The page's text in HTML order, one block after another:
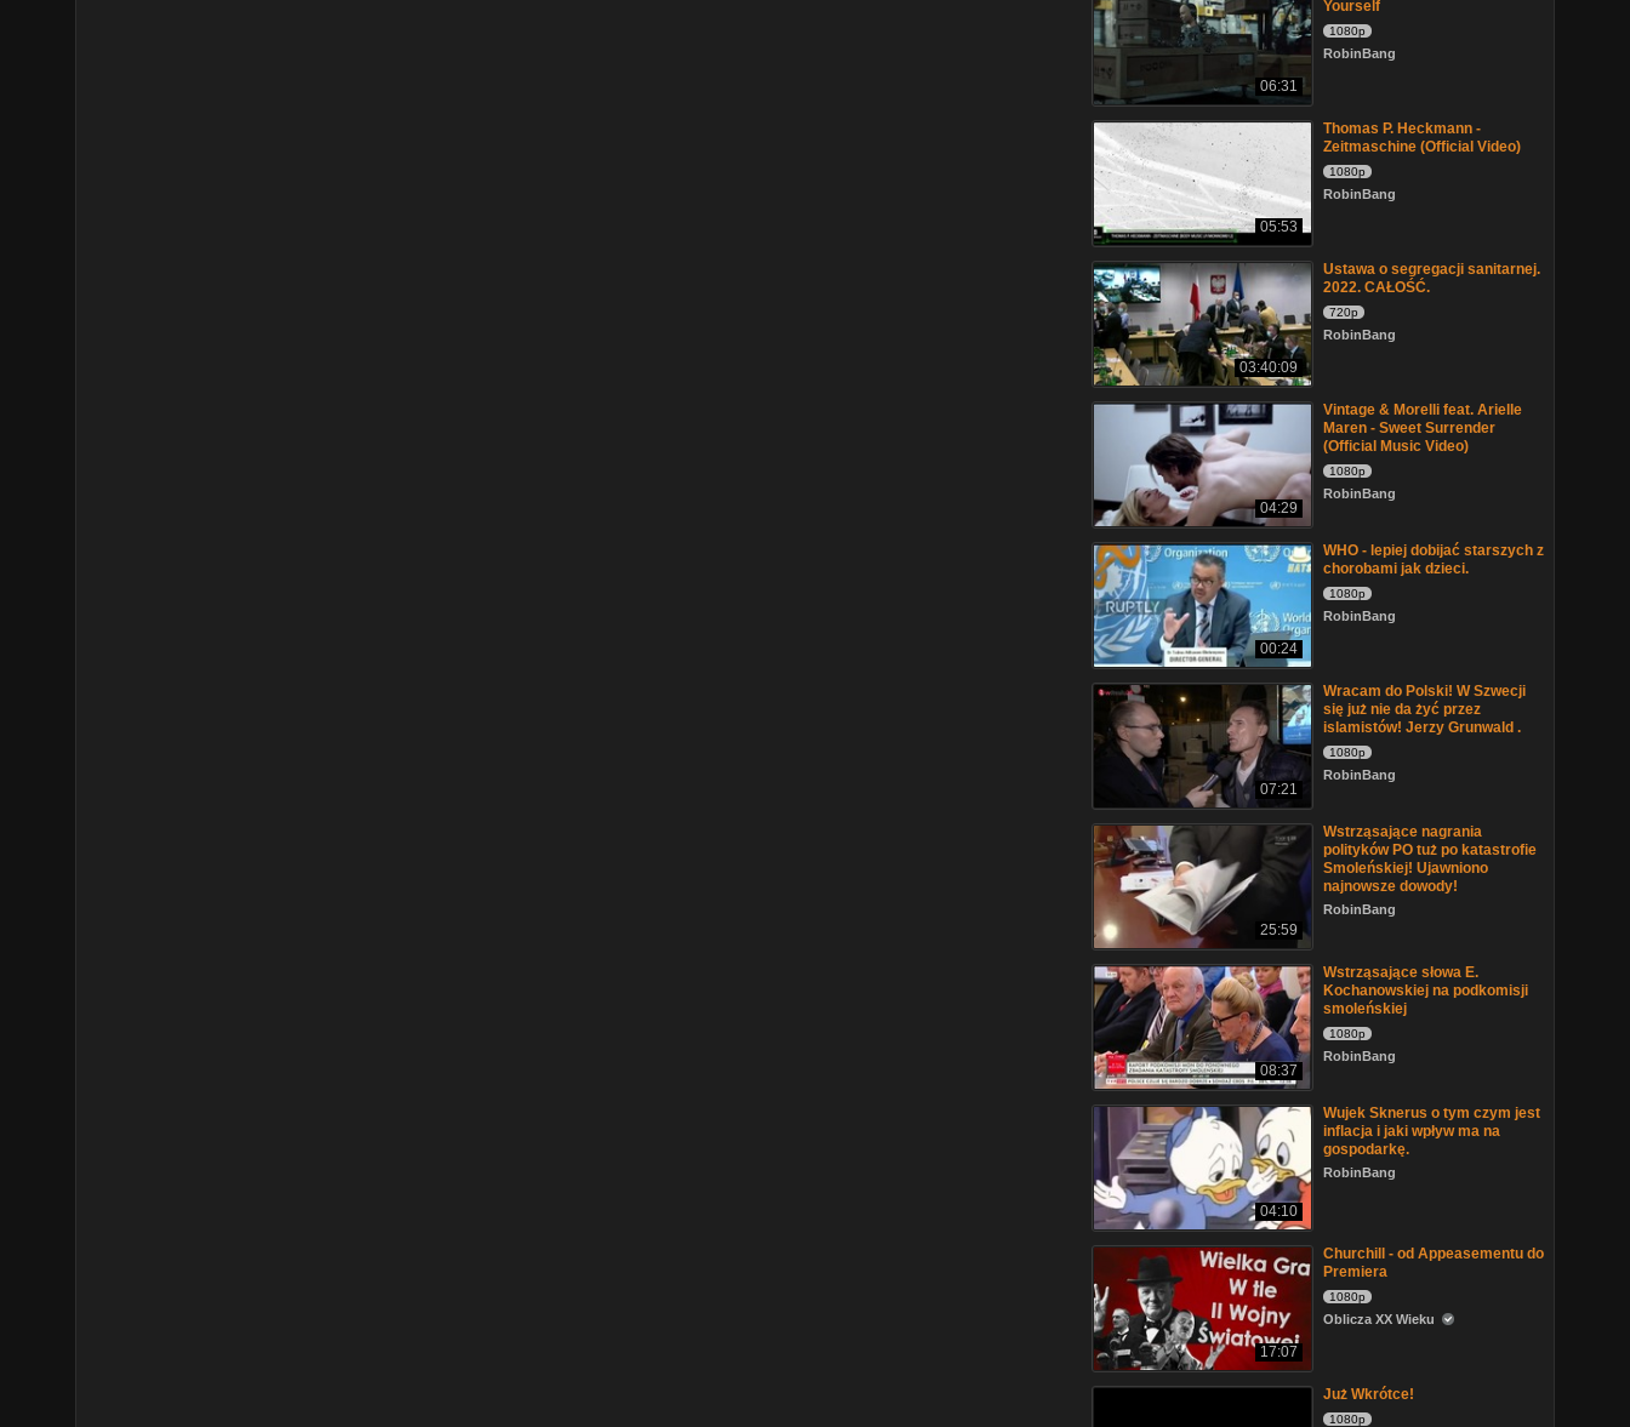
06:31
Yourself
1080p
RobinBang
05:53
Thomas P. Heckmann -
Zeitmaschine (Official Video)
1080p
RobinBang
03:40:09
Ustawa o segregacji sanitarnej.
2022. CAŁOŚĆ.
720p
RobinBang
04:29
Vintage & Morelli feat. Arielle
Maren - Sweet Surrender
(Official Music Video)
1080p
RobinBang
00:24
WHO - lepiej dobijać starszych z
chorobami jak dzieci.
1080p
RobinBang
07:21
Wracam do Polski! W Szwecji
się już nie da żyć przez
islamistów! Jerzy Grunwald .
1080p
RobinBang
25:59
Wstrząsające nagrania
polityków PO tuż po katastrofie
Smoleńskiej! Ujawniono
najnowsze dowody!
RobinBang
08:37
Wstrząsające słowa E.
Kochanowskiej na podkomisji
smoleńskiej
1080p
RobinBang
04:10
Wujek Sknerus o tym czym jest
inflacja i jaki wpływ ma na
gospodarkę.
RobinBang
17:07
Churchill - od Appeasementu do
Premiera
1080p
Oblicza XX Wieku
Już Wkrótce!
1080p